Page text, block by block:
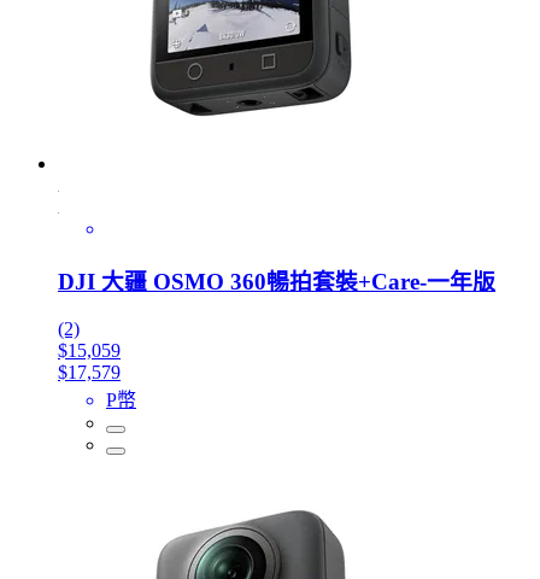
DJI 大疆 OSMO 360暢拍套裝+Care-一年版
(2)
$15,059
$17,579
P幣